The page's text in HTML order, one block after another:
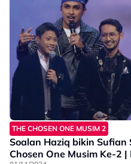
THE CHOSEN ONE MUSIM 2
Soalan Haziq bikin Sufian
Chosen One Musim Ke-2 |